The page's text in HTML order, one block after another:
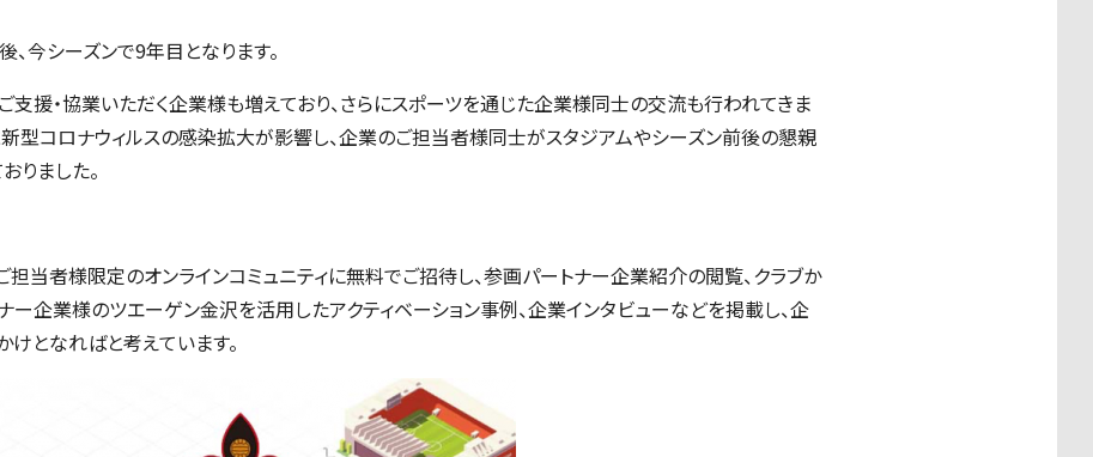
今シーズンで9年目となります。
支援・協業いただく企業様も増えており、さらにスポーツを通じた企業様同士の交流も行われてきま
型コロナウィルスの感染拡大が影響し、企業のご担当者様同士がスタジアムやシーズン前後の懇親
りました。
担当者様限定のオンラインコミュニティに無料でご招待し、参画パートナー企業紹介の閲覧、クラブか
ー企業様のツエーゲン金沢を活用したアクティベーション事例、企業インタビューなどを掲載し、企
となればと考えています。